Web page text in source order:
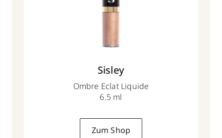
Sisley
Ombre Eclat Liquide
6.5 ml
Zum Shop